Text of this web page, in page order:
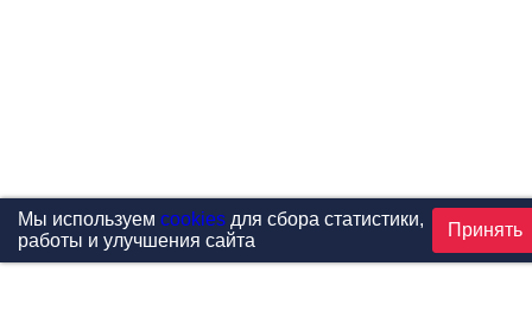
Мы используем cookiesдля сбора статистики,
работы и улучшения сайта
Принять